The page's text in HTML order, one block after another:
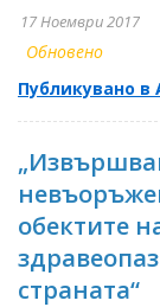
17 Ноември 2017
Обновено
Публикувано
обектите
страната“